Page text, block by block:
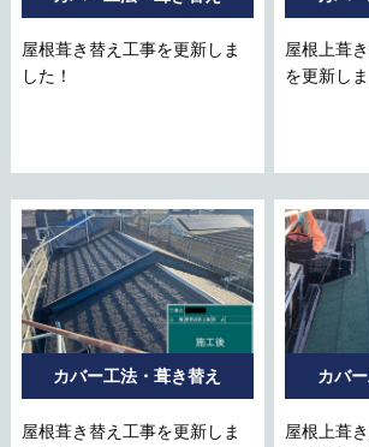
屋根葺き替え工事を更新しま
した！
屋根上葺
を更新しま
カバー工法・葺き替え
屋根葺き替え工事を更新しま
カバ
屋根上葺